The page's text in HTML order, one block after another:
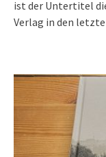
ist der Untertitel
Verlag in den